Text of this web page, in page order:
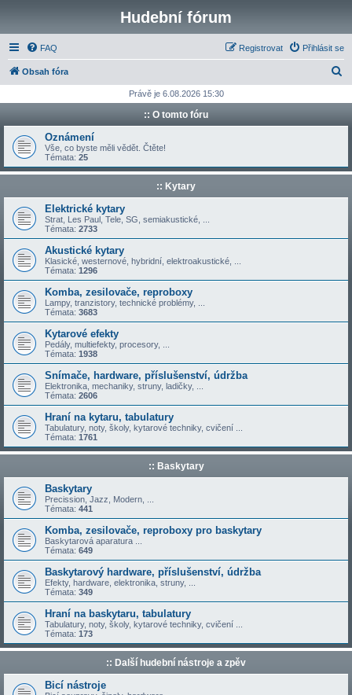
Hudební fórum
FAQ Přihlásit se
Registrovat
Obsah fóra
d
t
Právě je 6.08.2026 15:30
:: O tomto fóru
Oznámení
Vše, co byste měli vědět. Čtěte!
Témata: 25
:: Kytary
Elektrické kytary
Strat, Les Paul, Tele, SG, semiakustické, ...
Témata: 2733
Akustické kytary
Klasické, westernové, hybridní, elektroakustické, ...
Témata: 1296
Komba, zesilovače, reproboxy
Lampy, tranzistory, technické problémy, ...
Témata: 3683
Kytarové efekty
Pedály, multiefekty, procesory, ...
Témata: 1938
Snímače, hardware, příslušenství, údržba
Elektronika, mechaniky, struny, ladičky, ...
Témata: 2606
Hraní na kytaru, tabulatury
Tabulatury, noty, školy, kytarové techniky, cvičení ...
Témata: 1761
:: Baskytary
Baskytary
Precission, Jazz, Modern, ...
Témata: 441
Komba, zesilovače, reproboxy pro baskytary
Baskytarová aparatura ...
Témata: 649
Baskytarový hardware, příslušenství, údržba
Efekty, hardware, elektronika, struny, ...
Témata: 349
Hraní na baskytaru, tabulatury
Tabulatury, noty, školy, kytarové techniky, cvičení ...
Témata: 173
:: Další hudební nástroje a zpěv
Bicí nástroje